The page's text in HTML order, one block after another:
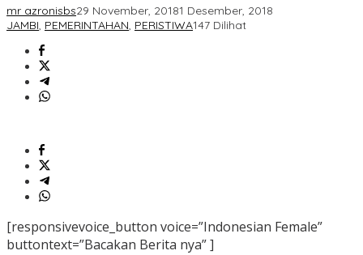
mr azronisbs29 November, 20181 Desember, 2018
JAMBI, PEMERINTAHAN, PERISTIWA147 Dilihat
[responsivevoice_button voice=”Indonesian Female”
buttontext=”Bacakan Berita nya” ]